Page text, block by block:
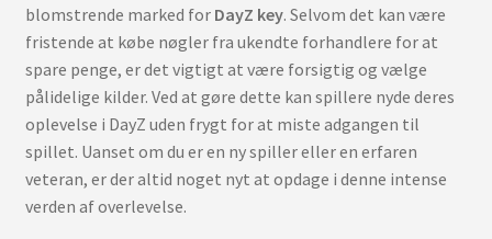
blomstrende marked for DayZ key. Selvom det kan være
fristende at købe nøgler fra ukendte forhandlere for at
spare penge, er det vigtigt at være forsigtig og vælge
pålidelige kilder. Ved at gøre dette kan spillere nyde deres
oplevelse i DayZ uden frygt for at miste adgangen til
spillet. Uanset om du er en ny spiller eller en erfaren
veteran, er der altid noget nyt at opdage i denne intense
verden af overlevelse.